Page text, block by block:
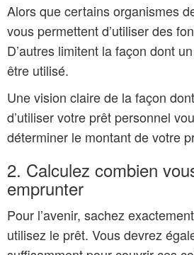
Alors que certains organismes
vous permettent d’utiliser des
D’autres limitent la façon dont
être utilisé.
Une vision claire de la façon
d’utiliser votre prêt personnel
déterminer le montant de votre
2. Calculez combien
emprunter
Pour l’avenir, sachez
utilisez le prêt. Vous devrez